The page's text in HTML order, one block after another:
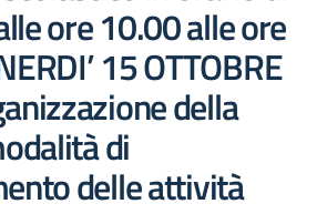
ore 10.00 alle ore
15 OTTOBRE
della
di
delle attività